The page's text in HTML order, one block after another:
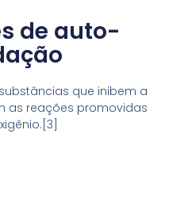
de auto-
que inibem a
as reações promovidas